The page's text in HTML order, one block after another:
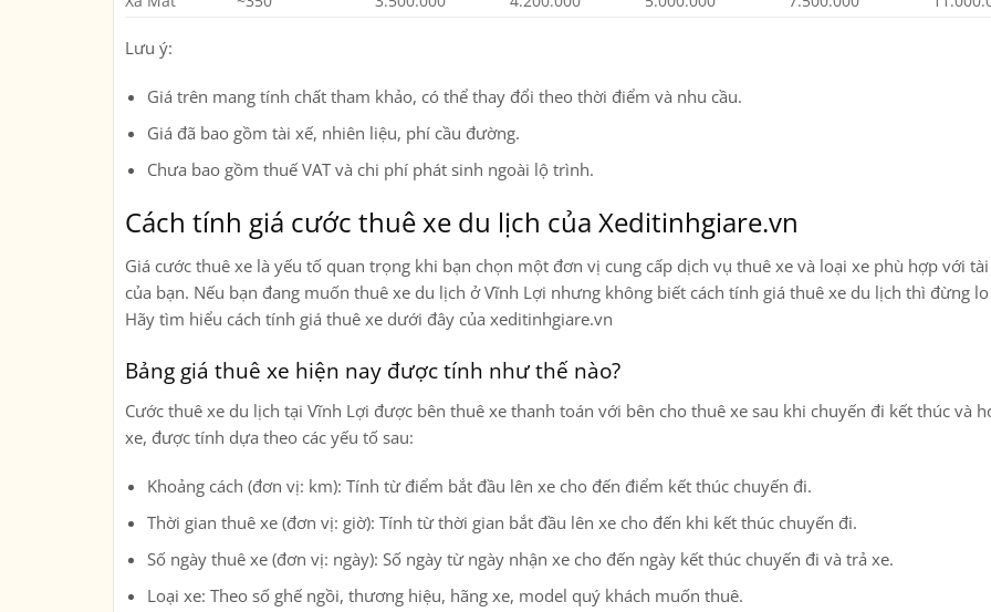
Lưu ý:
Giá trên mang tính chất tham khảo, có thể thay đổi theo thời điểm và nhu cầu.
Giá đã bao gồm tài xế, nhiên liệu, phí cầu đường.
Chưa bao gồm thuế VAT và chi phí phát sinh ngoài lộ trình.
Cách tính giá cước thuê xe du lịch của Xeditinhgiare.vn
Giá cước thuê xe là yếu tố quan trọng khi bạn chọn một đơn vị cung cấp dịch vụ thuê xe và loại xe phù hợp với
của bạn. Nếu bạn đang muốn thuê xe du lịch ở Vĩnh Lợi nhưng không biết cách tính giá thuê xe du lịch thì đừng lo
Hãy tìm hiểu cách tính giá thuê xe dưới đây của xeditinhgiare.vn
Bảng giá thuê xe hiện nay được tính như thế nào?
Cước thuê xe du lịch tại Vĩnh Lợi được bên thuê xe thanh toán với bên cho thuê xe sau khi chuyến đi kết thúc và
xe, được tính dựa theo các yếu tố sau:
Khoảng cách (đơn vị: km): Tính từ điểm bắt đầu lên xe cho đến điểm kết thúc chuyến đi.
Thời gian thuê xe (đơn vị: giờ): Tính từ thời gian bắt đầu lên xe cho đến khi kết thúc chuyến đi.
Số ngày thuê xe (đơn vị: ngày): Số ngày từ ngày nhận xe cho đến ngày kết thúc chuyến đi và trả xe.
Loại xe: Theo số ghế ngồi, thương hiệu, hãng xe, model quý khách muốn thuê.